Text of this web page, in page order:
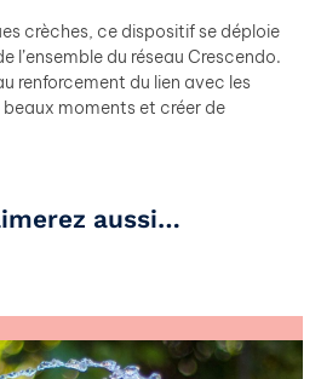
crèches, ce dispositif se déploie
l’ensemble du réseau Crescendo.
renforcement du lien avec les
moments et créer de
aussi…